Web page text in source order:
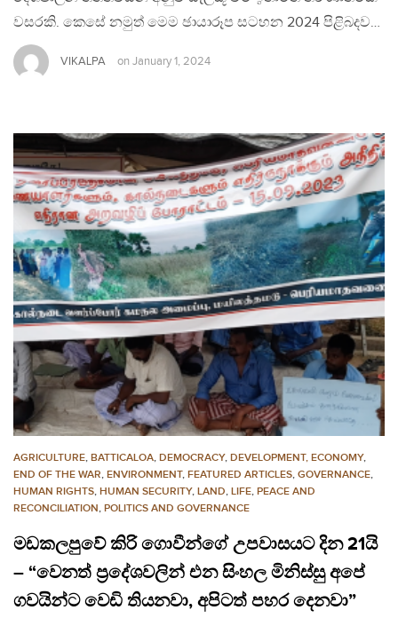
වසරකි. කෙසේ නමුත් මෙම ඡායාරූප සටහන 2024 පිළිබදව…
VIKALPA on January 1, 2024
AGRICULTURE, BATTICALOA, DEMOCRACY, DEVELOPMENT, ECONOMY,
END OF THE WAR, ENVIRONMENT, FEATURED ARTICLES, GOVERNANCE,
HUMAN RIGHTS, HUMAN SECURITY, LAND, LIFE, PEACE AND
RECONCILIATION, POLITICS AND GOVERNANCE
මඩකලපුවේ කිරි ගොවීන්ගේ උපවාසයට දින 21යි
– “වෙනත් ප්‍රදේශවලින් එන සිංහල මිනිස්සු අපේ
ගවයින්ට වෙඩි තියනවා, අපිටත් පහර දෙනවා”